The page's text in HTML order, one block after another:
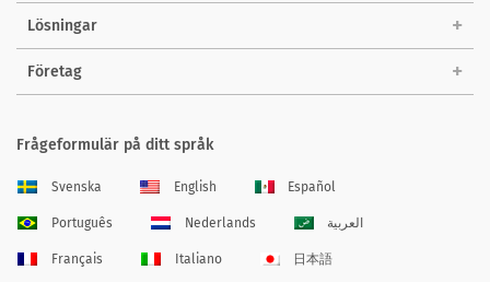
Lösningar
Företag
Frågeformulär på ditt språk
Svenska English Español
Português Nederlands العربية
Français Italiano 日本語